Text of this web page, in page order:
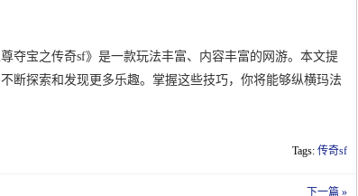
夺宝之传奇sf》是一款玩法丰富、内容丰富的网游。本文提
断探索和发现更多乐趣。掌握这些技巧，你将能够纵横玛法
Tags: 传奇sf
下一篇 »